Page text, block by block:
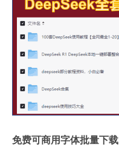
免费可商用字体批量下载